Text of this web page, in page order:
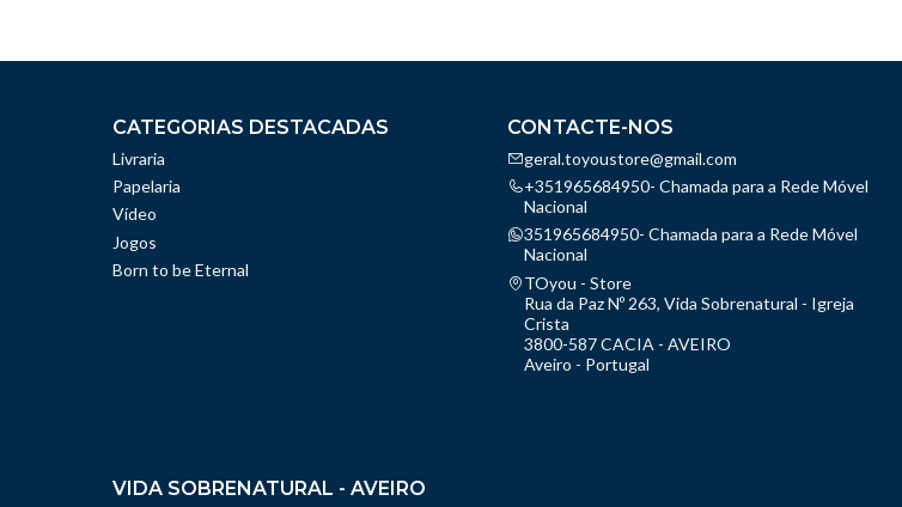
CATEGORIAS DESTACADAS
Livraria
Papelaria
Vídeo
Jogos
Born to be Eternal
CONTACTE-NOS
geral.toyoustore@gmail.com
+351965684950- Chamada para a Rede Móvel
Nacional
351965684950- Chamada para a Rede Móvel
Nacional
TOyou - Store
Rua da Paz Nº 263, Vida Sobrenatural - Igreja
Crista
3800-587 CACIA - AVEIRO
Aveiro - Portugal
VIDA SOBRENATURAL - AVEIRO